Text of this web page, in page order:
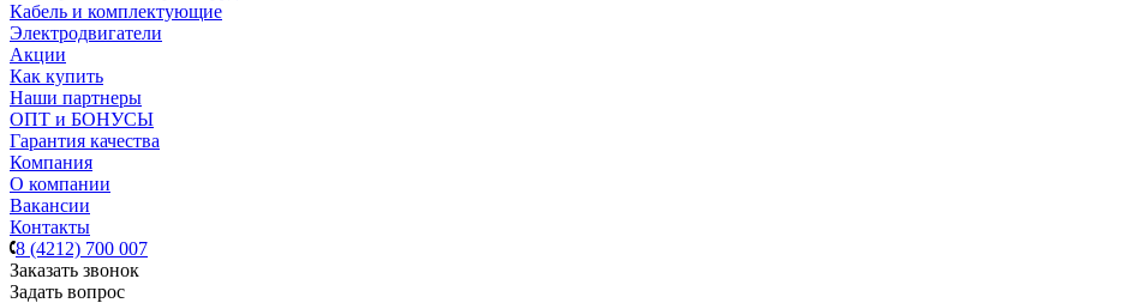
Кабель и комплектующие
Электродвигатели
Акции
Как купить
Наши партнеры
ОПТ и БОНУСЫ
Гарантия качества
Компания
О компании
Вакансии
Контакты
8 (4212) 700 007
Заказать звонок
Задать вопрос